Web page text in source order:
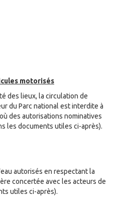
motorisés
des lieux, la circulation de
du Parc national est interdite à
des autorisations nominatives
les documents utiles ci-après).
autorisés en respectant la
concertée avec les acteurs de
utiles ci-après).